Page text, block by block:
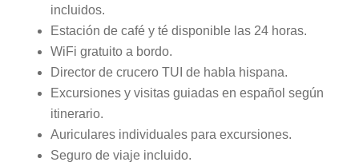
incluidos.
Estación de café y té disponible las 24 horas.
WiFi gratuito a bordo.
Director de crucero TUI de habla hispana.
Excursiones y visitas guiadas en español según
itinerario.
Auriculares individuales para excursiones.
Seguro de viaje incluido.